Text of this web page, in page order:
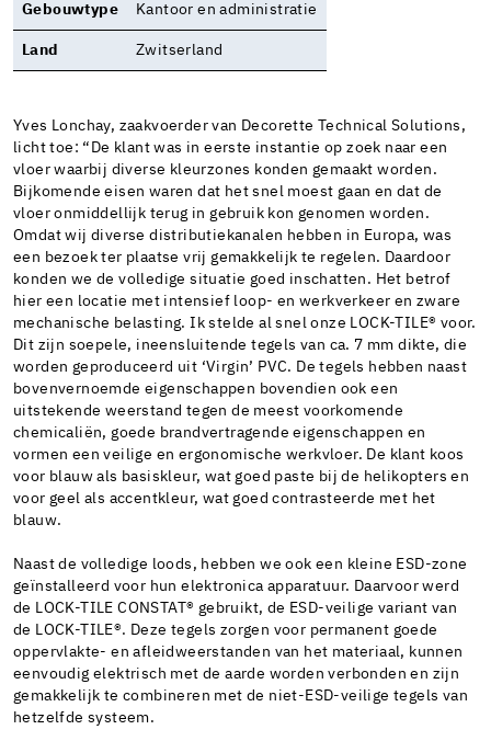
Gebouwtype Kantoor en administratie
Land Zwitserland
Yves Lonchay, zaakvoerder van Decorette Technical Solutions,
licht toe: “De klant was in eerste instantie op zoek naar een
vloer waarbij diverse kleurzones konden gemaakt worden.
Bijkomende eisen waren dat het snel moest gaan en dat de
vloer onmiddellijk terug in gebruik kon genomen worden.
Omdat wij diverse distributiekanalen hebben in Europa, was
een bezoek ter plaatse vrij gemakkelijk te regelen. Daardoor
konden we de volledige situatie goed inschatten. Het betrof
hier een locatie met intensief loop- en werkverkeer en zware
mechanische belasting. Ik stelde al snel onze LOCK-TILE® voor.
Dit zijn soepele, ineensluitende tegels van ca. 7 mm dikte, die
worden geproduceerd uit ‘Virgin’ PVC. De tegels hebben naast
bovenvernoemde eigenschappen bovendien ook een
uitstekende weerstand tegen de meest voorkomende
chemicaliën, goede brandvertragende eigenschappen en
vormen een veilige en ergonomische werkvloer. De klant koos
voor blauw als basiskleur, wat goed paste bij de helikopters en
voor geel als accentkleur, wat goed contrasteerde met het
blauw.
Naast de volledige loods, hebben we ook een kleine ESD-zone
geïnstalleerd voor hun elektronica apparatuur. Daarvoor werd
de LOCK-TILE CONSTAT® gebruikt, de ESD-veilige variant van
de LOCK-TILE®. Deze tegels zorgen voor permanent goede
oppervlakte- en afleidweerstanden van het materiaal, kunnen
eenvoudig elektrisch met de aarde worden verbonden en zijn
gemakkelijk te combineren met de niet-ESD-veilige tegels van
hetzelfde systeem.